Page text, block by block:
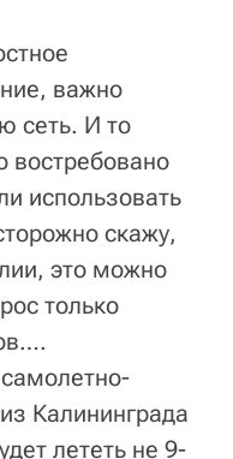
важно
сеть. И то
востребовано
использовать
скажу,
это можно
только
Калининграда
лететь не 9-